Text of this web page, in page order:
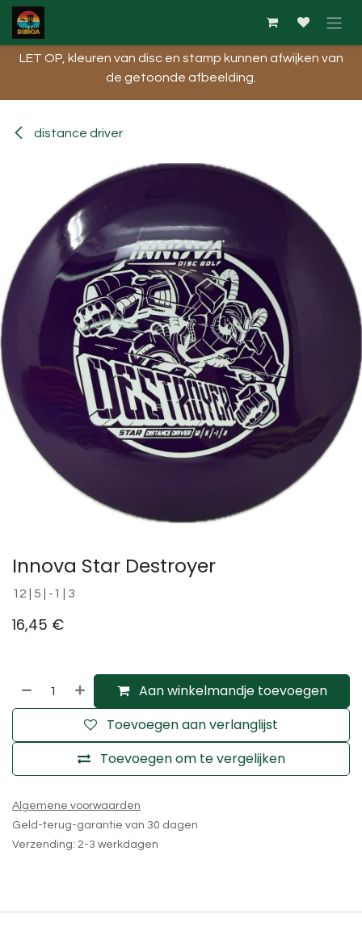
Overslaan naar inhoud
LET OP, kleuren van disc en stamp kunnen afwijken van
de getoonde afbeelding.​
distance driver
Innova Star Destroyer
12 | 5 | -1 | 3
16,45 €
Aan winkelmandje toevoegen
Toevoegen om te vergelijken
Toevoegen aan verlanglijst
Algemene voorwaarden
Geld-terug-garantie van 30 dagen
Verzending: 2-3 werkdagen